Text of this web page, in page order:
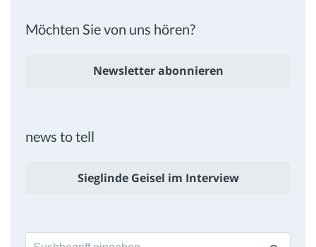
Möchten Sie von uns hören?
Newsletter abonnieren
news to tell
Sieglinde Geisel im Interview
Suche